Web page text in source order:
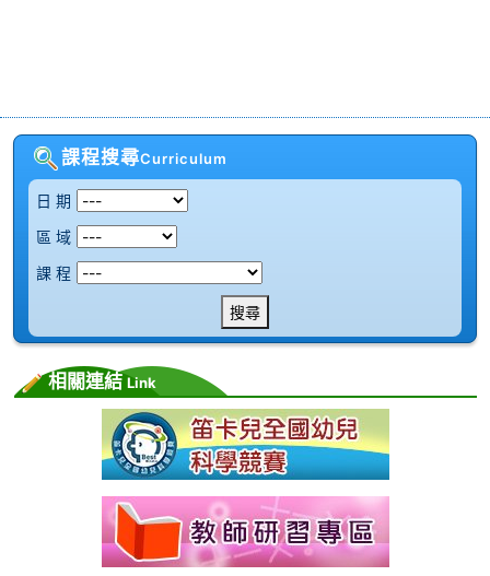
課程搜尋Curriculum
日 期
區 域
課 程
搜尋
相關連結Link